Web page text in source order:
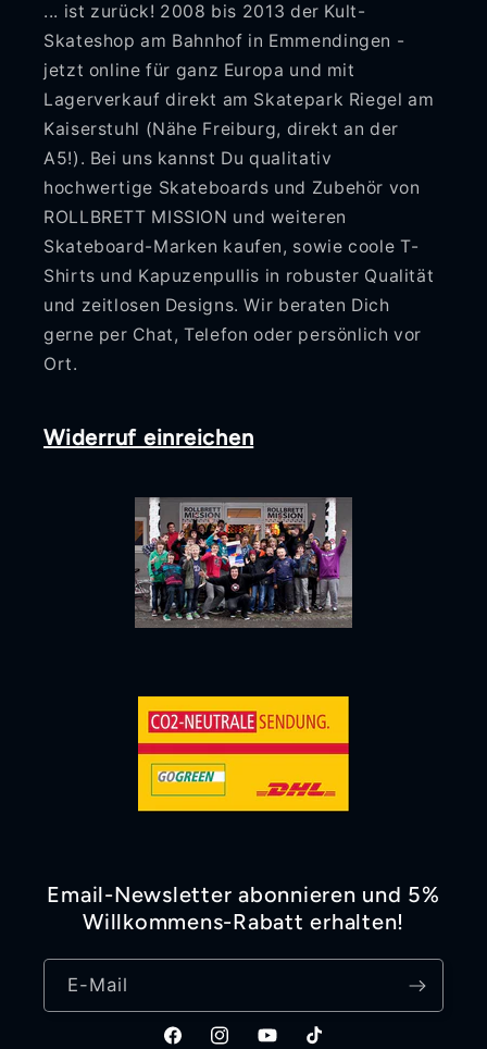
... ist zurück! 2008 bis 2013 der Kult-
Skateshop am Bahnhof in Emmendingen -
jetzt online für ganz Europa und mit
Lagerverkauf direkt am Skatepark Riegel am
Kaiserstuhl (Nähe Freiburg, direkt an der
A5!). Bei uns kannst Du qualitativ
hochwertige Skateboards und Zubehör von
ROLLBRETT MISSION und weiteren
Skateboard-Marken kaufen, sowie coole T-
Shirts und Kapuzenpullis in robuster Qualität
und zeitlosen Designs. Wir beraten Dich
gerne per Chat, Telefon oder persönlich vor
Ort.
Widerruf einreichen
Email-Newsletter abonnieren und 5%
Willkommens-Rabatt erhalten!
E-Mail